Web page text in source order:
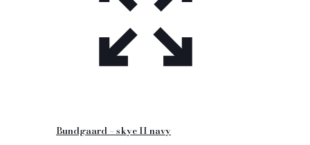
Bundgaard – skye II navy